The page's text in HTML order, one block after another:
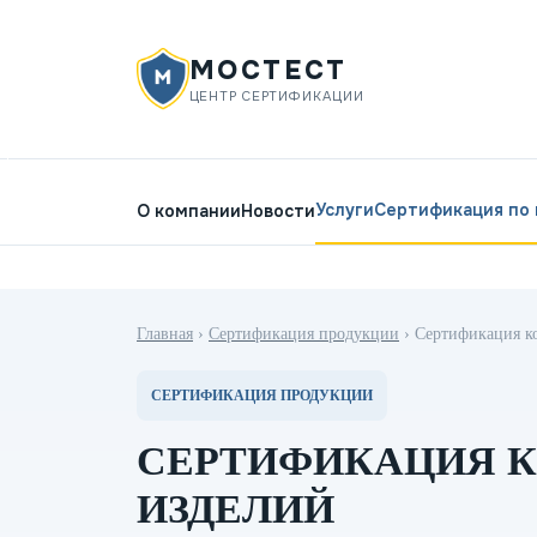
МОСТЕСТ
ЦЕНТР СЕРТИФИКАЦИИ
О компанииНовостиУслугиСертификация по
Главная › Сертификация продукции › Сертификация
СЕРТИФИКАЦИЯ ПРОДУКЦИИ
СЕРТИФИКАЦИЯ
ИЗДЕЛИЙ